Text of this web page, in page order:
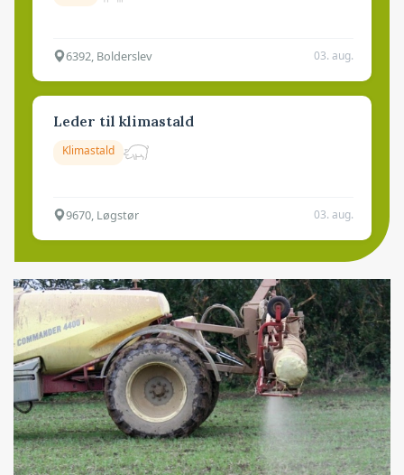
6392, Bolderslev 03. aug.
Leder til klimastald
Klimastald
9670, Løgstør 03. aug.